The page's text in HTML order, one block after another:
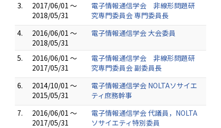
3.
2017/06/01 ～
2018/05/31
電子情報通信学会 非線形問題研
究専門委員会 専門委員長
4.
2016/06/01 ～
2018/05/31
電子情報通信学会 大会委員
5.
2016/06/01 ～
2017/05/31
電子情報通信学会 非線形問題研
究専門委員会 副委員長
6.
2014/10/01 ～
2015/05/31
電子情報通信学会 NOLTAソサイエ
ティ庶務幹事
7.
2016/06/01 ～
2017/05/31
電子情報通信学会 代議員，NOLTA
ソサイエティ特別委員